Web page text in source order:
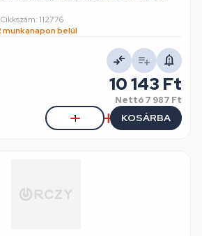
Cikkszám: 112776
munkanapon belül
10 143 Ft
Nettó7 987 Ft
KOSÁRBA